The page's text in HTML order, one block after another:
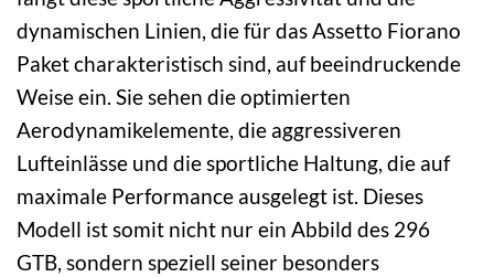
dynamischen Linien, die für das Assetto Fiorano
Paket charakteristisch sind, auf beeindruckende
Weise ein. Sie sehen die optimierten
Aerodynamikelemente, die aggressiveren
Lufteinlässe und die sportliche Haltung, die auf
maximale Performance ausgelegt ist. Dieses
Modell ist somit nicht nur ein Abbild des 296
GTB, sondern speziell seiner besonders